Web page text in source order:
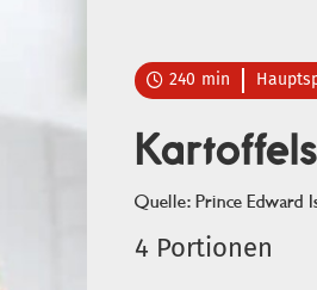
 240 min
Quelle: Prince Edward
4 Portionen